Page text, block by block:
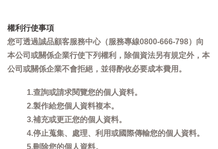
權利行使事項
您可透過誠品顧客服務中心（服務專線0800-666-798）向
本公司或關係企業行使下列權利，除個資法另有規定外，本
公司或關係企業不會拒絕，並得酌收必要成本費用。
1.查詢或請求閱覽您的個人資料。
2.製作給您個人資料複本。
3.補充或更正您的個人資料。
4.停止蒐集、處理、利用或國際傳輸您的個人資料。
5.刪除您的個人資料。